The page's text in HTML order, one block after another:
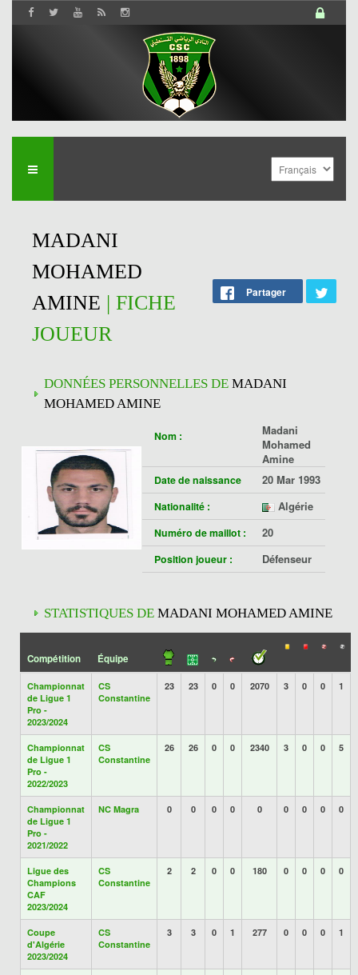
MADANI
MOHAMED
AMINE | FICHE
JOUEUR
Partager
DONNÉES PERSONNELLES DE MADANI
MOHAMED AMINE
Nom :
Madani
Mohamed
Amine
Date de naissance 20 Mar 1993
Nationalité : Algérie
Numéro de maillot : 20
Position joueur : Défenseur
STATISTIQUES DE MADANI MOHAMED AMINE
Compétition Équipe
Championnat
de Ligue 1
Pro -
2023/2024
CS
Constantine
23 23 0 0 2070 3 0 0 1
Championnat
de Ligue 1
Pro -
2022/2023
CS
Constantine
26 26 0 0 2340 3 0 0 5
Championnat
de Ligue 1
Pro -
2021/2022
NC Magra 0 0 0 0 0 0 0 0 0
Ligue des
Champions
CAF
2023/2024
CS
Constantine
2 2 0 0 180 0 0 0 0
Coupe
d'Algérie
2023/2024
CS
Constantine
3 3 0 1 277 0 0 0 1